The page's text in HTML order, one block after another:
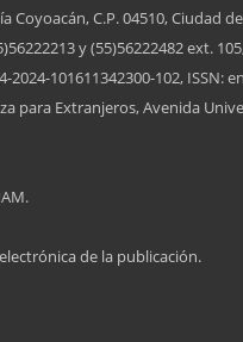
C.P. 04510, Ciudad
y (55)56222482 ext.
101611342300-102,
para Extranjeros, Avenida
de la publicación.